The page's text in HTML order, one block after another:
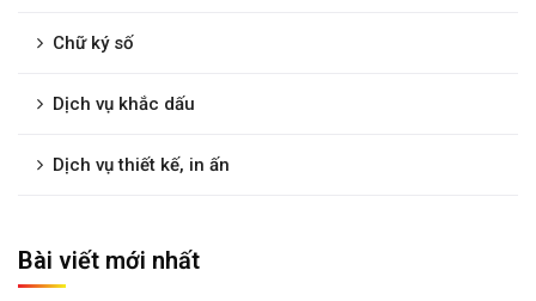
Chữ ký số
Dịch vụ khắc dấu
Dịch vụ thiết kế, in ấn
Bài viết mới nhất